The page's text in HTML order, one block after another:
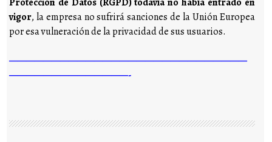
Protección de Datos (RGPD) todavía no había entrado en
vigor, la empresa no sufrirá sanciones de la Unión Europea
por esa vulneración de la privacidad de sus usuarios.
————————————————————————————
——————————————-